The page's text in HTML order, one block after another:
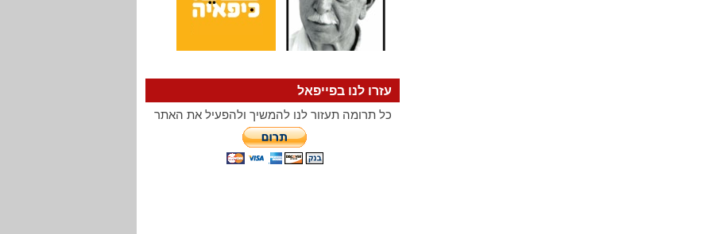
עזרו לנו בפייפאל
כל תרומה תעזור לנו להמשיך ולהפעיל את האתר